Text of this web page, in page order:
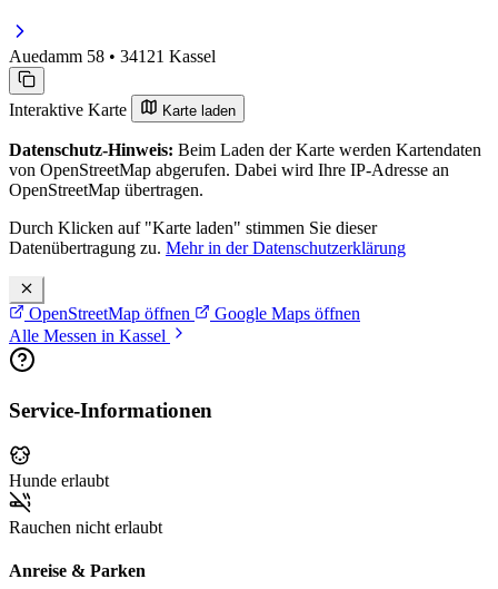
Auedamm 58 • 34121 Kassel
Interaktive Karte Karte laden
Datenschutz-Hinweis: Beim Laden der Karte werden Kartendaten
von OpenStreetMap abgerufen. Dabei wird Ihre IP-Adresse an
OpenStreetMap übertragen.
Durch Klicken auf "Karte laden" stimmen Sie dieser
Datenübertragung zu. Mehr in der Datenschutzerklärung
OpenStreetMap öffnen
Google Maps öffnen
Alle Messen in Kassel
Service-Informationen
Hunde erlaubt
Rauchen nicht erlaubt
Anreise & Parken